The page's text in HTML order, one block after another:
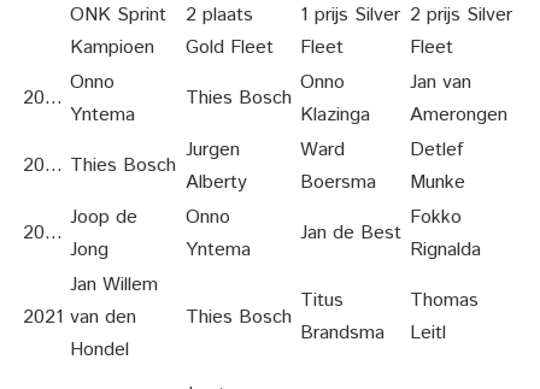
ONK Sprint
Kampioen
2 plaats
Gold Fleet
1 prijs Silver
Fleet
2 prijs Silver
Fleet
2018
Onno
Yntema
Thies Bosch
Onno
Klazinga
Jan van
Amerongen
2019 Thies Bosch
Jurgen
Alberty
Ward
Boersma
Detlef
Munke
2020
Joop de
Jong
Onno
Yntema
Jan de Best
Fokko
Rignalda
2021
Jan Willem
van den
Hondel
Thies Bosch
Titus
Brandsma
Thomas
Leitl